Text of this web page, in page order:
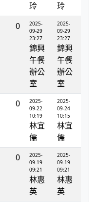
玲
玲
0
2025-
09-29
23:27
錦興
午餐
辦公
室
2025-
09-29
23:27
錦興
午餐
辦公
室
0
2025-
09-22
10:19
林宜
儒
2025-
09-24
10:15
林宜
儒
0
2025-
09-19
09:21
林惠
英
2025-
09-19
09:21
林惠
英